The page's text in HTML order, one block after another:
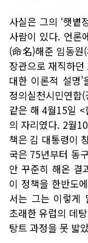
사실은 그의 ‘햇볕
사람이 있다. 언론
(命名)해준 임동원
장관으로 재직하던
대한 이론적 설명
정의실천시민연
같은 해 4월15일
의 자리였다. 2월
책은 김 대통령이
국은 75년부터 동
안 꾸준히 해온 결
이 정책을 한반도
서는 그는 이렇게
초래한 유럽의 데
탕트 과정을 못 밟